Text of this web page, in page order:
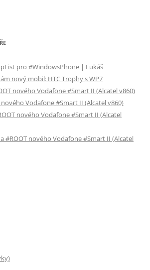
pro #WindowsPhone | Lukáš
nový mobil: HTC Trophy s WP7
nového Vodafone #Smart II (Alcatel v860)
Vodafone #Smart II (Alcatel v860)
nového Vodafone #Smart II (Alcatel
#ROOT nového Vodafone #Smart II (Alcatel